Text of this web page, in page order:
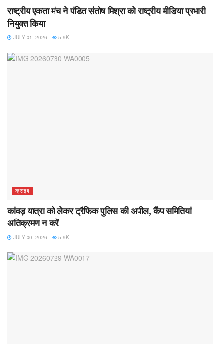
राष्ट्रीय एकता मंच ने पंडित संतोष मिश्रा को राष्ट्रीय मीडिया प्रभारी
नियुक्त किया
JULY 31, 2026 5.9K
क्राइम
कांवड़ यात्रा को लेकर ट्रैफिक पुलिस की अपील, कैंप समितियां
अतिक्रमण न करें
JULY 30, 2026 5.9K